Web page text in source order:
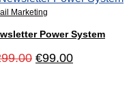
Marketing
Power System
Ursprünglicher
Preis
€99.00Aktueller
Preis